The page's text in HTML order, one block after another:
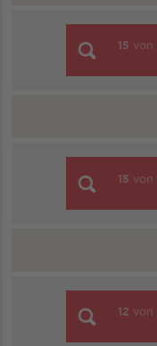
15 von
15 von
12 von